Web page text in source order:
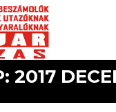
2017